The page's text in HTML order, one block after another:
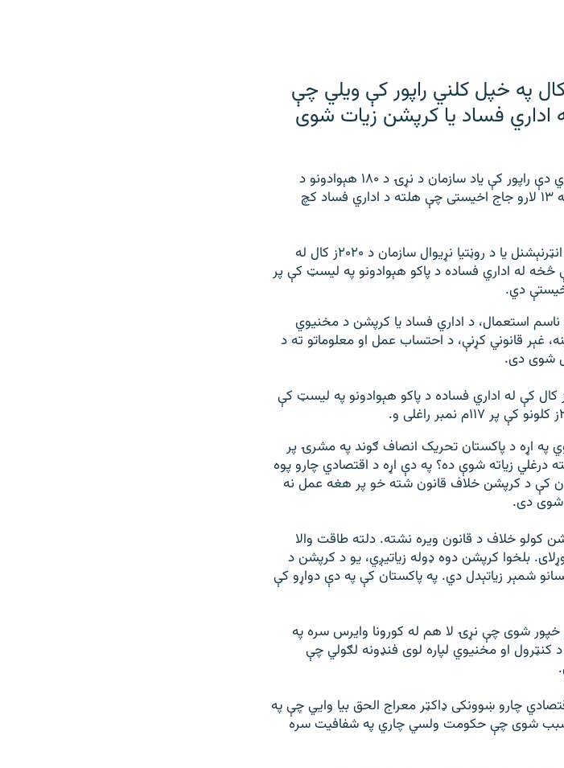
نړيوال سازمان د ۲۰۲۰ز کال په خپل کلني راپور کې ويلي چې
اداري فساد يا کرپشن زيات شوی
د جنورۍ پر ۲۸مه د اداري فساد په اړه خپاره کړي دې راپور کې ياد سازمان د نړۍ د ۱۸۰ هېوادونو د
سروې، د پوهانو د ارزونو، او پوښتنو په ګډون له ۱۳ لارو جاج اخيستی چې هلته د اداري فساد کچ
د جرمني په برلين ښار کې مېشت ټرانسپېرنسي انټرنېشنل يا د روڼتيا نړيوال سازمان د ۲۰۲۰ز کال له
هېوادونو له جملې څخه له اداري فساده د پاکو هېوادونو په ليسټ کې پر
استعمال، د اداري فساد يا کرپشن د مخنيوي
غېر قانوني کړنې، د احتساب عمل او معلوماتو ته د
شوی دی.
دې وړاندې پاکستان په ۲۰۱۹ز کال کې له اداري فساده د پاکو هېوادونو په ليسټ کې
په اړه د پاکستان تحريک انصاف ګوند په مشرۍ پر
درغلي زياته شوې ده؟ په دې اړه د اقتصادي چارو پوه
کې د کرپشن خلاف قانون شته خو پر هغه عمل نه
شوی دی.
کولو خلاف د قانون ويره نشته. دلته طاقت والا
بلخوا کرپشن دوه ډوله زياتيږي، يو د کرپشن د
شمېر زياتېدل دي. په پاکستان کې په دې دواړو کې
خپور شوی چې نړۍ لا هم له کورونا وايرس سره په
کنټرول او مخنيوي لپاره لوی فنډونه لګولي چې
چارو ښوونکی ډاکټر معراج الحق بيا وايي چې په
سبب شوی چې حکومت ولسي چاري په شفافيت سره